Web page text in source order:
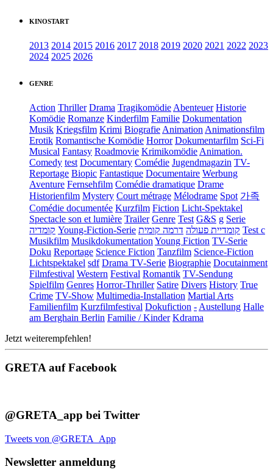
KINOSTART
2013 2014 2015 2016 2017 2018 2019 2020 2021 2022 2023
2024 2025 2026
GENRE
Action Thriller Drama Tragikomödie Abenteuer Historie
Komödie Romanze Kinderfilm Familie Dokumentation
Musik Kriegsfilm Krimi Biografie Animation Animationsfilm
Erotik Romantische Komödie Horror Dokumentarfilm Sci-Fi
Musical Fantasy Roadmovie Krimikomödie Animation.
Comedy test Documentary Comédie Jugendmagazin TV-
Reportage Biopic Fantastique Documentaire Werbung
Aventure Fernsehfilm Comédie dramatique Drame
Historienfilm Mystery Court métrage Mélodrame Spot 가족
Comédie documentée Kurzfilm Fiction Licht-Spektakel
Spectacle son et lumière Trailer Genre Test G&S g Serie
קומדיה Young-Fiction-Serie קומדיית פעולה דרמה קומית
Test c
Musikfilm Musikdokumentation Young Fiction TV-Serie
Doku Reportage Science Fiction Tanzfilm Science-Fiction
Lichtspektakel sdf Drama TV-Serie Biographie Docutainment
Filmfestival Western Festival Romantik TV-Sendung
Spielfilm Genres Horror-Thriller Satire Divers History True
Crime TV-Show Multimedia-Installation Martial Arts
Familienfilm Kurzfilmfestival Dokufiction - Austellung Halle
am Berghain Berlin Familie / Kinder Kdrama
Jetzt weiterempfehlen!
GRETA auf Facebook
@GRETA_app bei Twitter
Tweets von @GRETA_App
Newsletter anmeldung